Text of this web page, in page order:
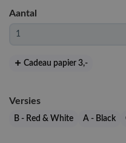
Aantal
Cadeau papier 3,-
Versies
B - Red & White A - Black